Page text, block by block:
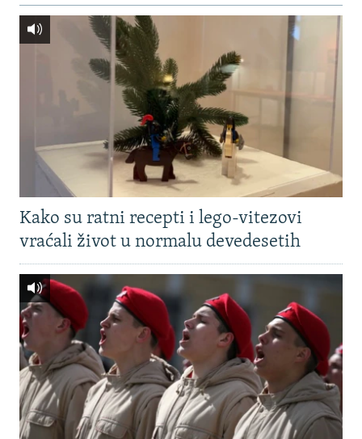
Kako su ratni recepti i lego-vitezovi
vraćali život u normalu devedesetih